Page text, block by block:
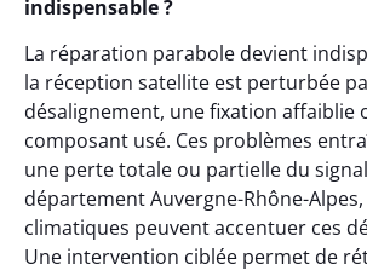
indispensable ?
La réparation parabole devient
la réception satellite est perturbée
désalignement, une fixation affaiblie
composant usé. Ces problèmes
une perte totale ou partielle du
département Auvergne-Rhône-
climatiques peuvent accentuer ces
Une intervention ciblée permet de